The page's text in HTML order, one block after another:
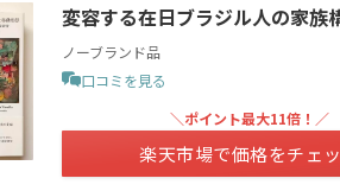
変容する在日ブラジル人の家
ノーブランド品
口コミを見る
＼ポイント最大11倍！／
楽天市場で価格をチェ